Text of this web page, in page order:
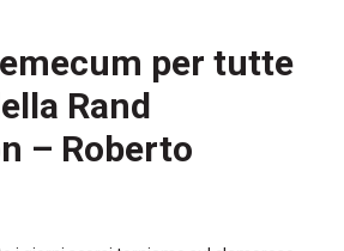
per tutte
Rand
– Roberto